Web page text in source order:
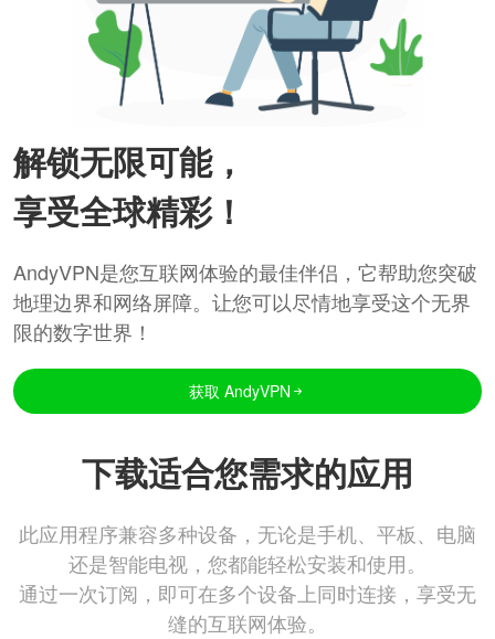
解锁无限可能，
享受全球精彩！
AndyVPN是您互联网体验的最佳伴侣，它帮助您突破
地理边界和网络屏障。让您可以尽情地享受这个无界
限的数字世界！
获取 AndyVPN
下载适合您需求的应用
此应用程序兼容多种设备，无论是手机、平板、电脑
还是智能电视，您都能轻松安装和使用。
通过一次订阅，即可在多个设备上同时连接，享受无
缝的互联网体验。